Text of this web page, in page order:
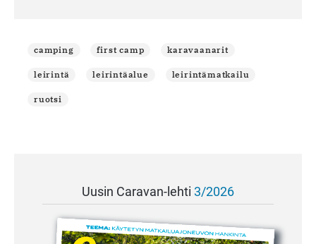
camping first camp karavaanarit
leirintä leirintäalue leirintämatkailu
ruotsi
Uusin Caravan-lehti 3/2026